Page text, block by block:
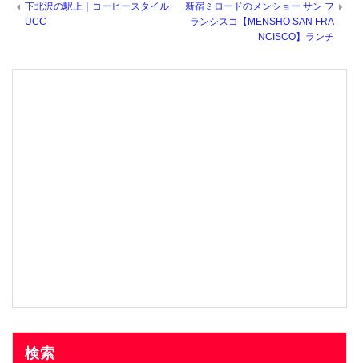
下北沢の駅上｜コーヒースタイル
UCC
新宿ミロードのメンショー サン フ
ランシスコ【MENSHO SAN FRA
NCISCO】ランチ
検索